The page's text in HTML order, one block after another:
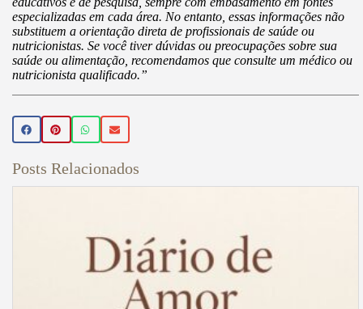
especializadas em cada área. No entanto, essas informações não
substituem a orientação direta de profissionais de saúde ou
nutricionistas. Se você tiver dúvidas ou preocupações sobre sua
saúde ou alimentação, recomendamos que consulte um médico ou
nutricionista qualificado.”
Posts Relacionados